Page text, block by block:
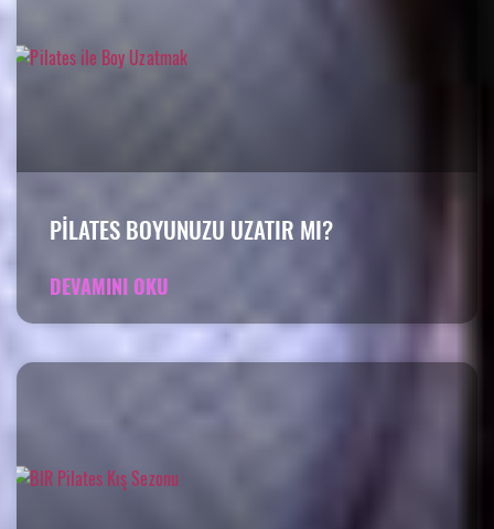
PILATES BOYUNUZU UZATIR MI?
DEVAMINI OKU